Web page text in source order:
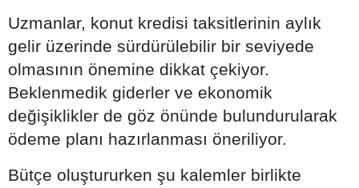
Uzmanlar, konut kredisi taksitlerinin aylık
gelir üzerinde sürdürülebilir bir seviyede
olmasının önemine dikkat çekiyor.
Beklenmedik giderler ve ekonomik
değişiklikler de göz önünde bulundurularak
ödeme planı hazırlanması öneriliyor.
Bütçe oluştururken şu kalemler birlikte